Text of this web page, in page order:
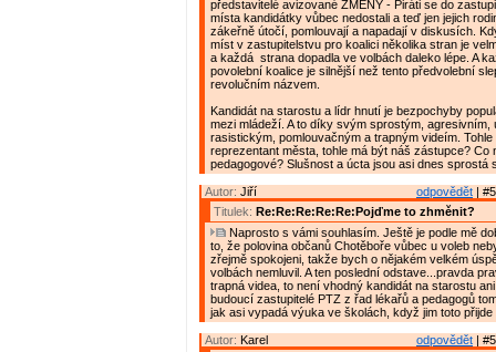
představitelé avizované ZMĚNY - Piráti se do
místa kandidátky vůbec nedostali a teď jen jejich
zákeřně útočí, pomlouvají a napadají v diskusích.
míst v zastupitelstvu pro koalici několika stran je
a každá strana dopadla ve volbách daleko lépe. A
povolební koalice je silnější než tento předvolební
revolučním názvem.
Kandidát na starostu a lídr hnutí je bezpochyby
mezi mládeží. A to díky svým sprostým, agresivním,
rasistickým, pomlouvačným a trapným videím. Tohle
reprezentant města, tohle má být náš zástupce? Co
pedagogové? Slušnost a úcta jsou asi dnes sprostá
odpovědět |
Autor: Jiří
Titulek: Re:Re:Re:Re:Re:Pojďme to zhměnit?
Naprosto s vámi souhlasím. Ještě je podle mě
to, že polovina občanů Chotěboře vůbec u voleb
zřejmě spokojeni, takže bych o nějakém velkém
volbách nemluvil. A ten poslední odstave...pravda
trapná videa, to není vhodný kandidát na starostu
budoucí zastupitelé PTZ z řad lékařů a pedagogů
jak asi vypadá výuka ve školách, když jim toto
odpovědět |
Autor: Karel